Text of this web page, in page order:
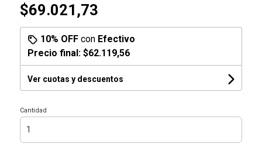
$69.021,73
10% OFFcon Efectivo
Precio final: $62.119,56
Ver cuotas y descuentos
Cantidad